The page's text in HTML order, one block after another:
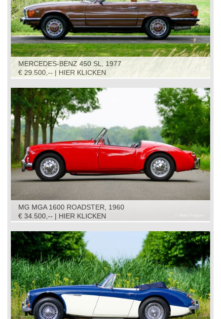
MERCEDES-BENZ 450 SL, 1977
€ 29.500,-- | HIER KLICKEN
MG MGA 1600 ROADSTER, 1960
€ 34.500,-- | HIER KLICKEN